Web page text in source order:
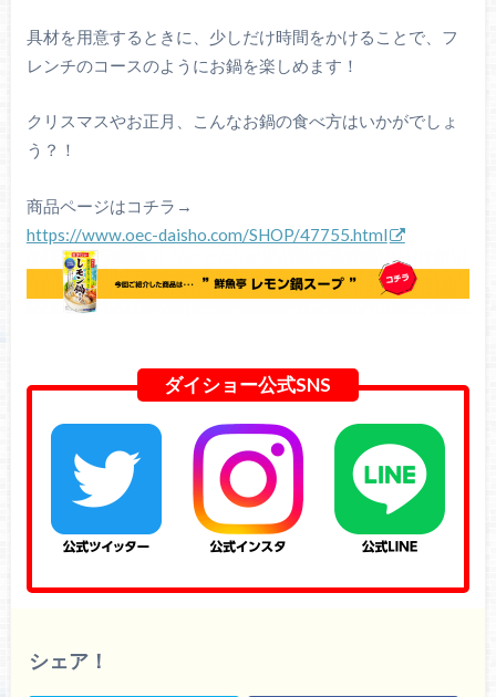
具材を用意するときに、少しだけ時間をかけることで、フ
レンチのコースのようにお鍋を楽しめます！
クリスマスやお正月、こんなお鍋の食べ方はいかがでしょ
う？！
商品ページはコチラ→
https://www.oec-daisho.com/SHOP/47755.html
ダイショー公式SNS
シェア！